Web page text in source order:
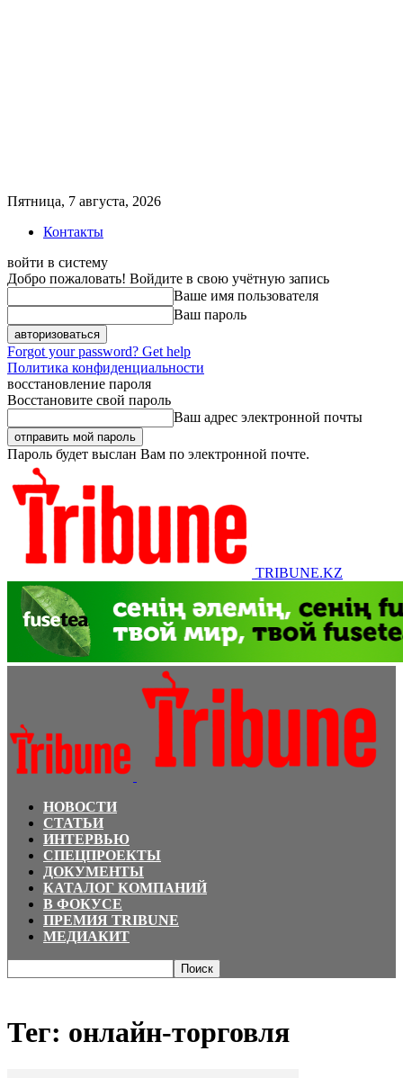
Пятница, 7 августа, 2026
Контакты
войти в систему
Добро пожаловать! Войдите в свою учётную запись
Ваше имя пользователя
Ваш пароль
Forgot your password? Get help
Политика конфиденциальности
восстановление пароля
Восстановите свой пароль
Ваш адрес электронной почты
Пароль будет выслан Вам по электронной почте.
TRIBUNE.KZ
НОВОСТИ
СТАТЬИ
ИНТЕРВЬЮ
СПЕЦПРОЕКТЫ
ДОКУМЕНТЫ
КАТАЛОГ КОМПАНИЙ
В ФОКУСЕ
ПРЕМИЯ TRIBUNE
МЕДИАКИТ
Тег: онлайн-торговля